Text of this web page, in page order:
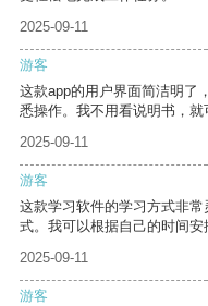
2025-09-11
游客
这款app的用户界面简洁明了
悉操作。我不用看说明书，就
2025-09-11
游客
这款学习软件的学习方式非
式。我可以根据自己的时间安
2025-09-11
游客